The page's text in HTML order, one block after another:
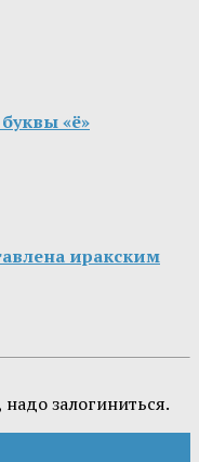
«ё»
иракским
залогиниться.